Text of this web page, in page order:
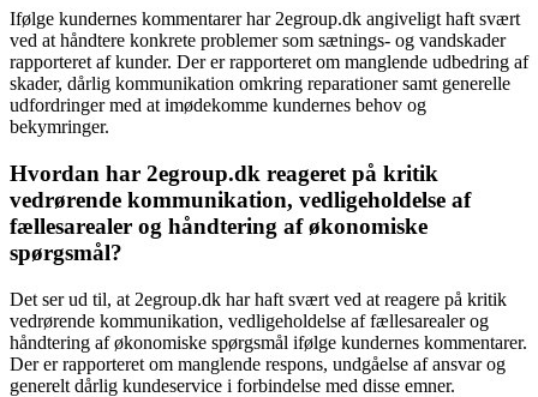
Ifølge kundernes kommentarer har 2egroup.dk angiveligt haft svært
ved at håndtere konkrete problemer som sætnings- og vandskader
rapporteret af kunder. Der er rapporteret om manglende udbedring af
skader, dårlig kommunikation omkring reparationer samt generelle
udfordringer med at imødekomme kundernes behov og
bekymringer.
Hvordan har 2egroup.dk reageret på kritik
vedrørende kommunikation, vedligeholdelse af
fællesarealer og håndtering af økonomiske
spørgsmål?
Det ser ud til, at 2egroup.dk har haft svært ved at reagere på kritik
vedrørende kommunikation, vedligeholdelse af fællesarealer og
håndtering af økonomiske spørgsmål ifølge kundernes kommentarer.
Der er rapporteret om manglende respons, undgåelse af ansvar og
generelt dårlig kundeservice i forbindelse med disse emner.